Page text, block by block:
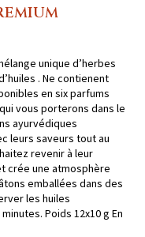
unique d’herbes
. Ne contienent
en six parfums
vous porterons dans le
ayurvédiques
leurs saveurs tout au
revenir à leur
crée une atmosphère
emballées dans des
les huiles
Poids 12x10 g En